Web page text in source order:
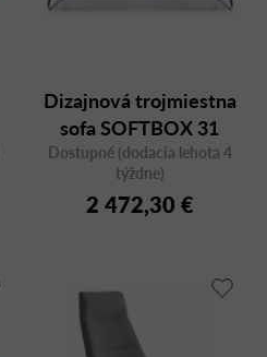
Dizajnová trojmiestna
sofa SOFTBOX 31
aluminum
Dostupné (dodacia lehota 4
týždne)
2 472,30 €